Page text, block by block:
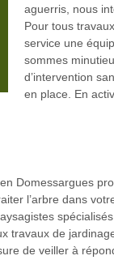
aguerris, nous
Pour tous
service une
sommes
d’intervention
en place. En
Domessargues
l’arbre dans
travaux de
de veiller à